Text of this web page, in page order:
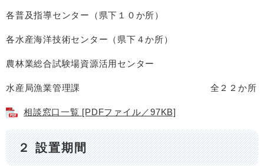
各普及指導センター（県下１０か所）
各水産海洋技術センター（県下４か所）
農林業総合試験場資源活用センター
水産局漁業管理課 全２２か所
相談窓口一覧 [PDFファイル／97KB]
２ 設置期間